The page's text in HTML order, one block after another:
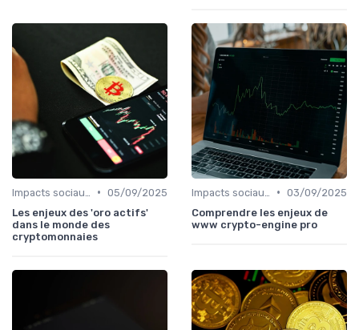
• 05/09/2025
Les enjeux des 'oro actifs'
dans le monde des
cryptomonnaies
• 03/09/2025
Comprendre les enjeux de
www crypto-engine pro